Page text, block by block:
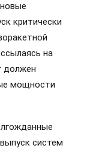
критически
на
должен
мощности
систем